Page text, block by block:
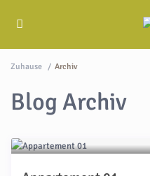
Zuhause Archiv
Blog Archiv